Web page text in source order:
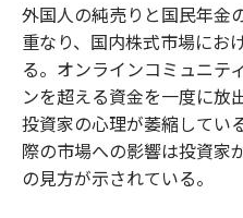
外国人の純売りと国民年金
重なり、国内株式市場にお
る。オンラインコミュニテ
ンを超える資金を一度に放
投資家の心理が萎縮してい
際の市場への影響は投資家
の見方が示されている。